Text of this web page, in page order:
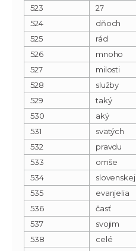
523
27
524
dňoch
525
rád
526
mnoho
527
milosti
528
služby
529
taký
530
aký
531
svätých
532
pravdu
533
omše
534
slovenskej
535
evanjelia
536
časť
537
svojim
538
celé